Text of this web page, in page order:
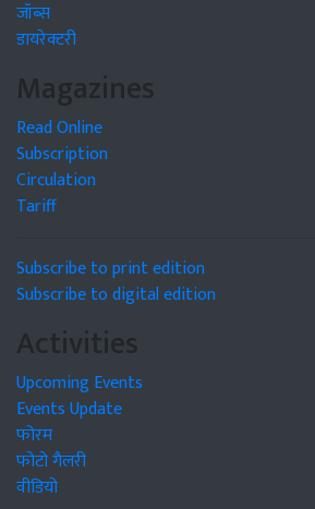
जॉब्स
डायरेक्टरी
Magazines
Read Online
Subscription
Circulation
Tariff
Subscribe to print edition
Subscribe to digital edition
Activities
Upcoming Events
Events Update
फोरम
फोटो गैलरी
वीडियो